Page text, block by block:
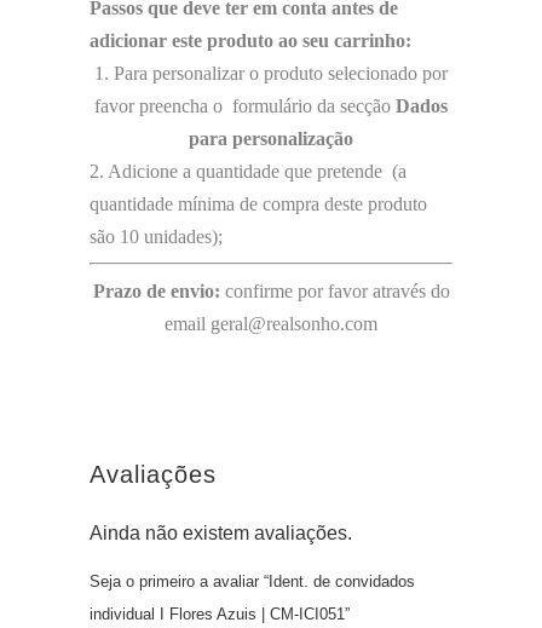
Passos que deve ter em conta antes de
adicionar este produto ao seu carrinho:
1. Para personalizar o produto selecionado por
favor preencha o formulário da secção Dados
para personalização
2. Adicione a quantidade que pretende (a
quantidade mínima de compra deste produto
são 10 unidades);
Prazo de envio: confirme por favor através do
email geral@realsonho.com
Avaliações
Ainda não existem avaliações.
Seja o primeiro a avaliar “Ident. de convidados
individual I Flores Azuis | CM-ICI051”